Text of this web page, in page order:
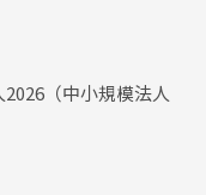
（中小規模法人